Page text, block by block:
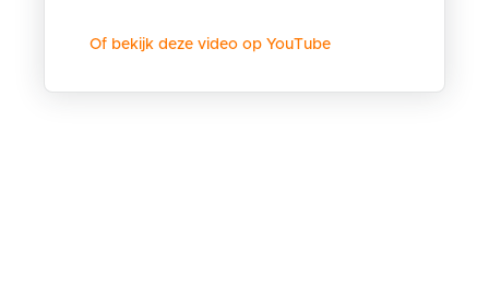
Of bekijk deze video op YouTube